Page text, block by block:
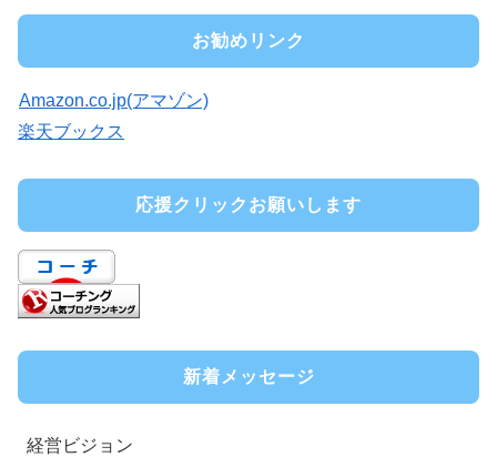
お勧めリンク
Amazon.co.jp(アマゾン)
楽天ブックス
応援クリックお願いします
新着メッセージ
経営ビジョン